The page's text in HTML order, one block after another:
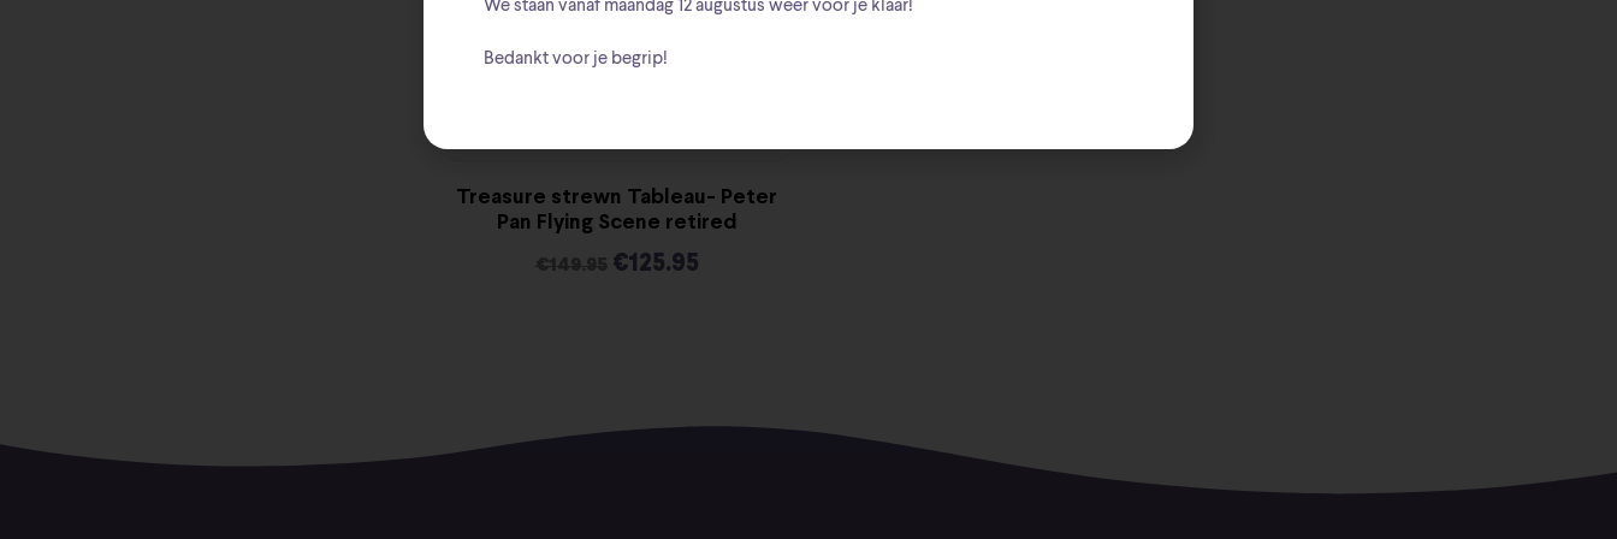
Treasure strewn Tableau- Peter
Pan Flying Scene retired
€149.95 €125.95
Bedankt voor je begrip!